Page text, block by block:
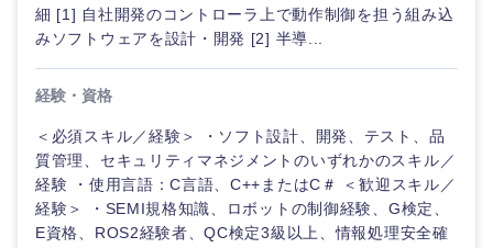
細 [1] 自社開発のコントローラ上で動作制御を担う組み込
みソフトウェアを設計・開発 [2] 半導...
経験・資格
＜必須スキル／経験＞ ・ソフト設計、開発、テスト、品
質管理、セキュリティマネジメントのいずれかのスキル／
経験 ・使用言語：C言語、C++またはC＃ ＜歓迎スキル／
経験＞ ・SEMI規格知識、ロボットの制御経験、G検定、
E資格、ROS2経験者、QC検定3級以上、情報処理安全確